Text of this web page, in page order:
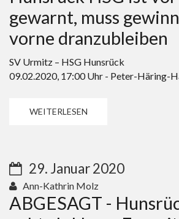
gewarnt, muss
vorne dranzubleiben
SV Urmitz – HSG Hunsrück
09.02.2020, 17:00 Uhr - Peter-Häring-
WEITERLESEN
29. Januar 2020
Ann-Kathrin Molz
ABGESAGT -